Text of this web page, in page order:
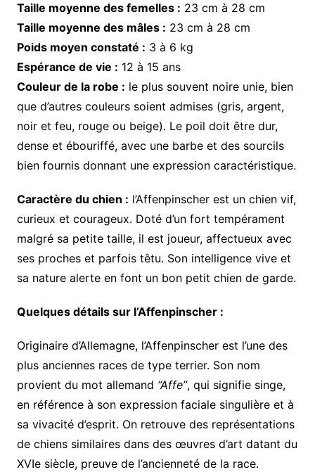
Taille moyenne des femelles : 23 cm à 28 cm
Taille moyenne des mâles : 23 cm à 28 cm
Poids moyen constaté : 3 à 6 kg
Espérance de vie : 12 à 15 ans
Couleur de la robe : le plus souvent noire unie, bien
que d’autres couleurs soient admises (gris, argent,
noir et feu, rouge ou beige). Le poil doit être dur,
dense et ébouriffé, avec une barbe et des sourcils
bien fournis donnant une expression caractéristique.
Caractère du chien : l’Affenpinscher est un chien vif,
curieux et courageux. Doté d’un fort tempérament
malgré sa petite taille, il est joueur, affectueux avec
ses proches et parfois têtu. Son intelligence vive et
sa nature alerte en font un bon petit chien de garde.
Quelques détails sur l’Affenpinscher :
Originaire d’Allemagne, l’Affenpinscher est l’une des
plus anciennes races de type terrier. Son nom
provient du mot allemand “Affe”, qui signifie singe,
en référence à son expression faciale singulière et à
sa vivacité d’esprit. On retrouve des représentations
de chiens similaires dans des œuvres d’art datant du
XVIe siècle, preuve de l’ancienneté de la race.